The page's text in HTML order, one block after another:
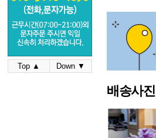
Top ▲ Down ▼
배송사진